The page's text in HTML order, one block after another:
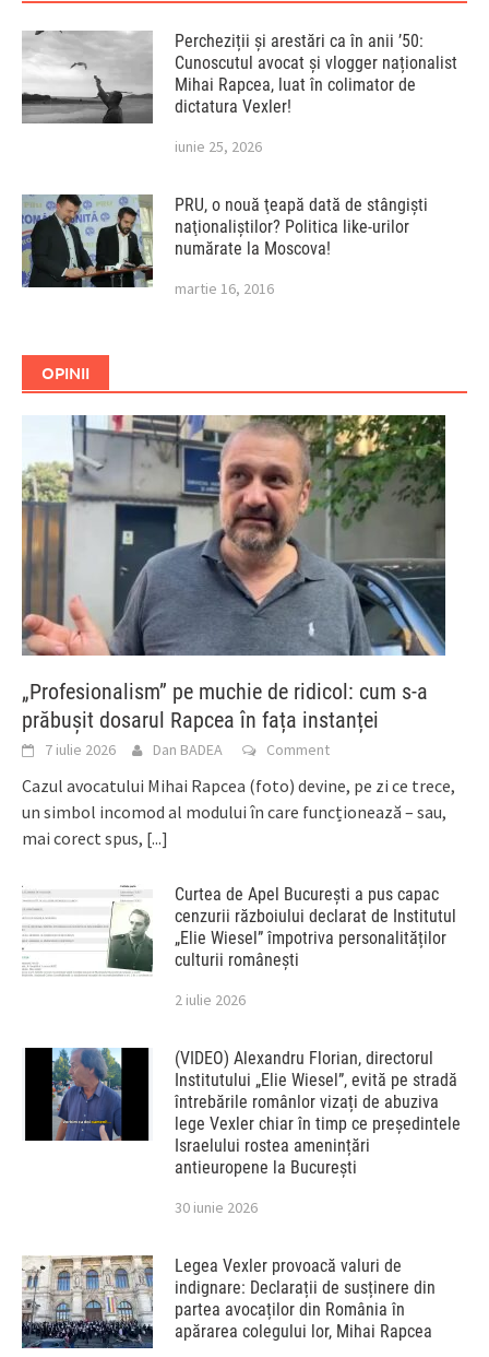
Percheziții și arestări ca în anii ’50:
Cunoscutul avocat și vlogger naționalist
Mihai Rapcea, luat în colimator de
dictatura Vexler!
iunie 25, 2026
PRU, o nouă ţeapă dată de stângişti
naţionaliştilor? Politica like-urilor
numărate la Moscova!
martie 16, 2016
OPINII
„Profesionalism” pe muchie de ridicol: cum s-a
prăbușit dosarul Rapcea în fața instanței
7 iulie 2026 Dan BADEA Comment
Cazul avocatului Mihai Rapcea (foto) devine, pe zi ce trece,
un simbol incomod al modului în care funcționează – sau,
mai corect spus, [...]
Curtea de Apel București a pus capac
cenzurii războiului declarat de Institutul
„Elie Wiesel” împotriva personalităților
culturii românești
2 iulie 2026
(VIDEO) Alexandru Florian, directorul
Institutului „Elie Wiesel”, evită pe stradă
întrebările românlor vizați de abuziva
lege Vexler chiar în timp ce președintele
Israelului rostea amenințări
antieuropene la București
30 iunie 2026
Legea Vexler provoacă valuri de
indignare: Declarații de susținere din
partea avocaților din România în
apărarea colegului lor, Mihai Rapcea